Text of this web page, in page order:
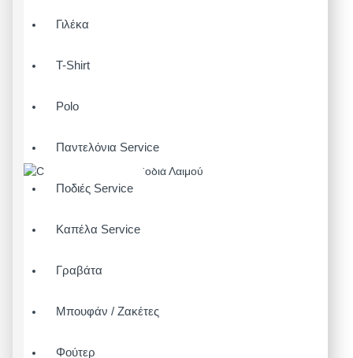
Γιλέκα
T-Shirt
Polo
Παντελόνια Service
Ποδιές Service
Καπέλα Service
Γραβάτα
Μπουφάν / Ζακέτες
Φούτερ